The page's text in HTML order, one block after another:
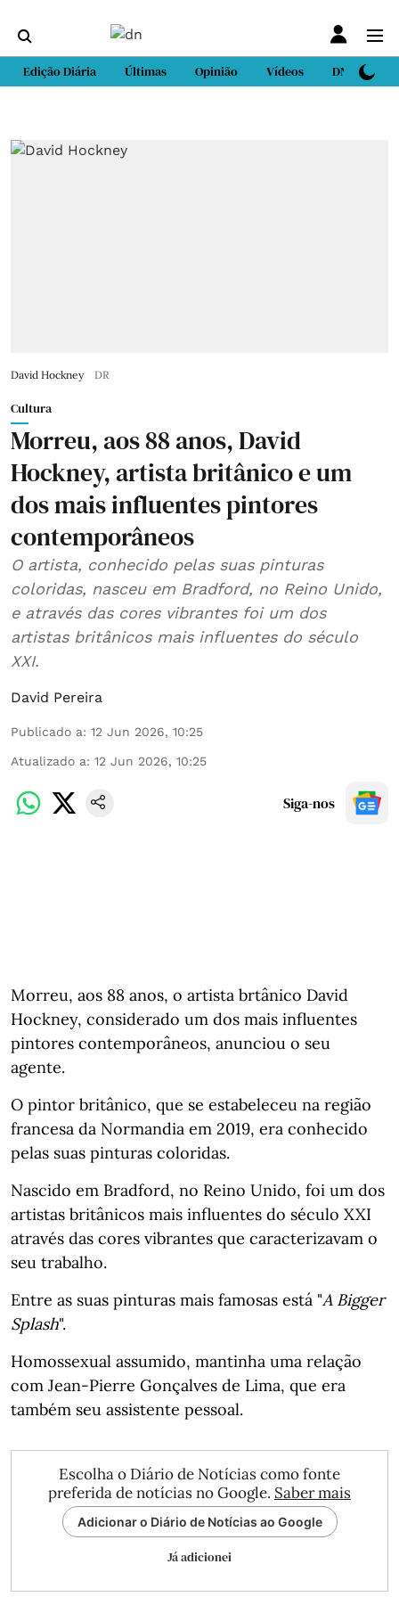
Edição Diária Últimas Opinião Vídeos DN Sport
David Hockney DR
Cultura
Morreu, aos 88 anos, David
Hockney, artista britânico e um
dos mais influentes pintores
contemporâneos
O artista, conhecido pelas suas pinturas
coloridas, nasceu em Bradford, no Reino Unido,
e através das cores vibrantes foi um dos
artistas britânicos mais influentes do século
XXI.
David Pereira
Publicado a: 12 Jun 2026, 10:25
Atualizado a: 12 Jun 2026, 10:25
Siga-nos
Morreu, aos 88 anos, o artista brtânico David
Hockney, considerado um dos mais influentes
pintores contemporâneos, anunciou o seu
agente.
O pintor britânico, que se estabeleceu na região
francesa da Normandia em 2019, era conhecido
pelas suas pinturas coloridas.
Nascido em Bradford, no Reino Unido, foi um dos
artistas britânicos mais influentes do século XXI
através das cores vibrantes que caracterizavam o
seu trabalho.
Entre as suas pinturas mais famosas está "A Bigger
Splash".
Homossexual assumido, mantinha uma relação
com Jean-Pierre Gonçalves de Lima, que era
também seu assistente pessoal.
Escolha o Diário de Notícias como fonte
preferida de notícias no Google. Saber mais
Adicionar o Diário de Notícias ao Google
Já adicionei